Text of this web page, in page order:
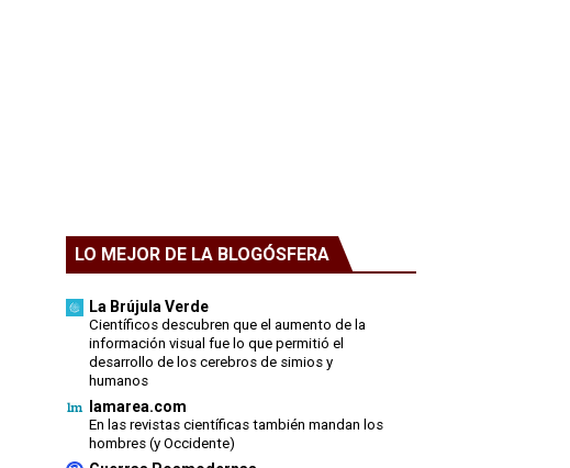
LO MEJOR DE LA BLOGÓSFERA
La Brújula Verde
Científicos descubren que el aumento de la
información visual fue lo que permitió el
desarrollo de los cerebros de simios y
humanos
lamarea.com
En las revistas científicas también mandan los
hombres (y Occidente)